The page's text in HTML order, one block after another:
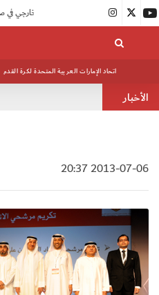
منتخبنا للناشئين يختتم معسكره الخارجي في صربيا
اتحاد الإمارات العربية المتحدة لكرة القدم
الأخبار
2013-07-06 20:37